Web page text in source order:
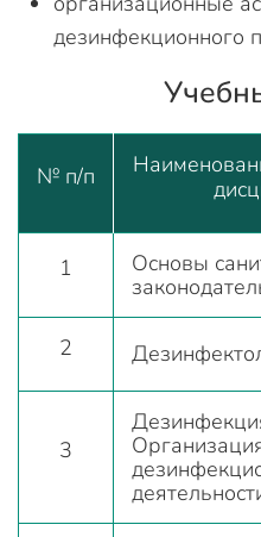
дезинфекционного
№ п/п
1
Основы
2
3